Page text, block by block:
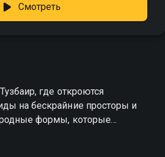
Смотреть
где откроются
на бескрайние просторы и
формы, которые
спокойствия